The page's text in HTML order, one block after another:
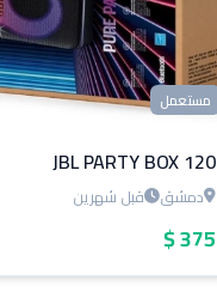
مستعمل
JBL PARTY BOX 120
دمشق قبل شهرين
375 $